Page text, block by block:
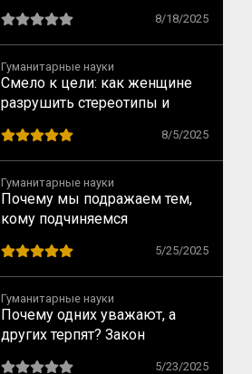
8/18/2025
Гуманитарные науки
Смело к цели: как женщине
разрушить стереотипы и
профессию, не уповая на
мечты
8/5/2025
Гуманитарные науки
Почему мы подражаем тем,
кому подчиняемся
5/25/2025
Гуманитарные науки
Почему одних уважают, а
других терпят? Закон
5/23/2025